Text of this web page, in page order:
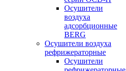
Осушители
воздуха
адсорбционные
BERG
Осушители воздуха
рефрижераторные
Осушители